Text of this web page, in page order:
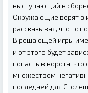
выступающий в
Окружающие верят в
рассказывая, что тот
В решающей игры
и от этого будет
попасть в ворота,
множеством
последней для